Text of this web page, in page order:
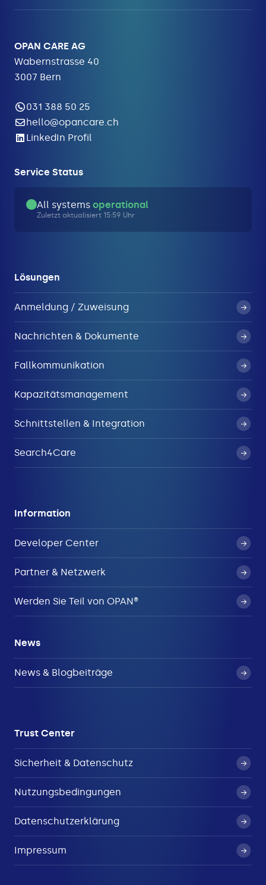
OPAN CARE AG
Wabernstrasse 40
3007 Bern
031 388 50 25
hello@opancare.ch
LinkedIn Profil
Service Status
All systems operational
Zuletzt aktualisiert 15:59 Uhr
Lösungen
Anmeldung / Zuweisung
Nachrichten & Dokumente
Fallkommunikation
Kapazitätsmanagement
Schnittstellen & Integration
Search4Care
Information
Developer Center
Partner & Netzwerk
Werden Sie Teil von OPAN®
News
News & Blogbeiträge
Trust Center
Sicherheit & Datenschutz
Nutzungsbedingungen
Datenschutzerklärung
Impressum